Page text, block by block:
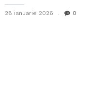
28 ianuarie 2026 0